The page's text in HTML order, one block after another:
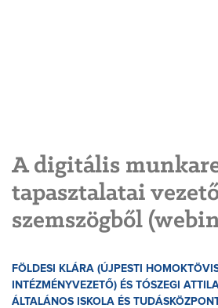
A digitális
tapasztalatai
szemszögből
FÖLDESI KLÁRA (ÚJPESTI
INTÉZMÉNYVEZETŐ) ÉS TÓSZEGI
ÁLTALÁNOS ISKOLA ÉS